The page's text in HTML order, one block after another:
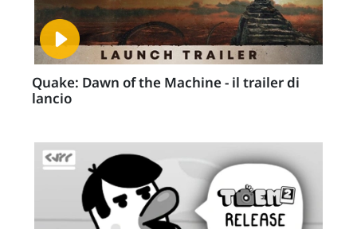
Quake: Dawn of the Machine - il trailer di
lancio